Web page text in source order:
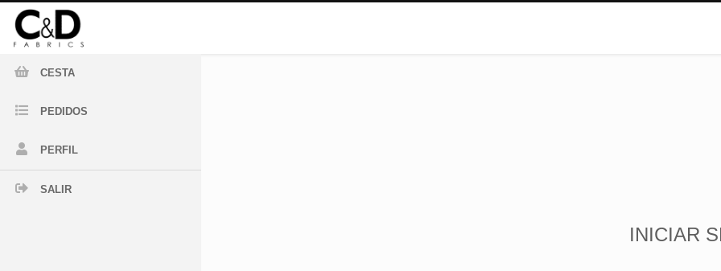
CESTA
PEDIDOS
PERFIL
SALIR
INICIAR